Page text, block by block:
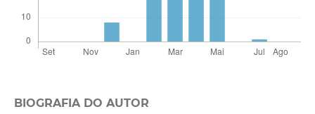
BIOGRAFIA DO AUTOR